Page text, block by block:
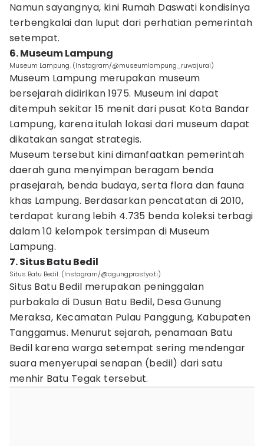
Namun sayangnya, kini Rumah Daswati kondisinya
terbengkalai dan luput dari perhatian pemerintah
setempat.
6. Museum Lampung
Museum Lampung. (Instagram/@museumlampung_ruwajurai)
Museum Lampung merupakan museum
bersejarah didirikan 1975. Museum ini dapat
ditempuh sekitar 15 menit dari pusat Kota Bandar
Lampung, karena itulah lokasi dari museum dapat
dikatakan sangat strategis.
Museum tersebut kini dimanfaatkan pemerintah
daerah guna menyimpan beragam benda
prasejarah, benda budaya, serta flora dan fauna
khas Lampung. Berdasarkan pencatatan di 2010,
terdapat kurang lebih 4.735 benda koleksi terbagi
dalam 10 kelompok tersimpan di Museum
Lampung.
7. Situs Batu Bedil
Situs Batu Bedil. (Instagram/@agungprastyo.ti)
Situs Batu Bedil merupakan peninggalan
purbakala di Dusun Batu Bedil, Desa Gunung
Meraksa, Kecamatan Pulau Panggung, Kabupaten
Tanggamus. Menurut sejarah, penamaan Batu
Bedil karena warga setempat sering mendengar
suara menyerupai senapan (bedil) dari satu
menhir Batu Tegak tersebut.